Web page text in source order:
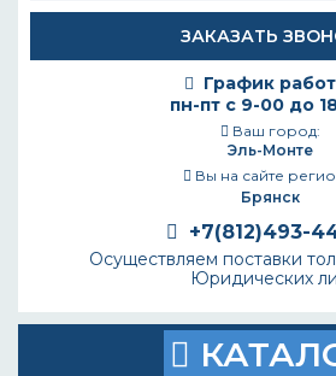
ЗАКАЗАТЬ
График
пн-пт с 9-00 до
Ваш город:
Эль-Монте
Вы на сайте
Брянск
+7(812)493-
Осуществляем поставки
Юридических